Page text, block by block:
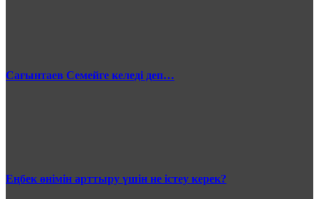
Сағынтаев Семейге келеді деп…
Еңбек өнімін арттыру үшін не істеу керек?